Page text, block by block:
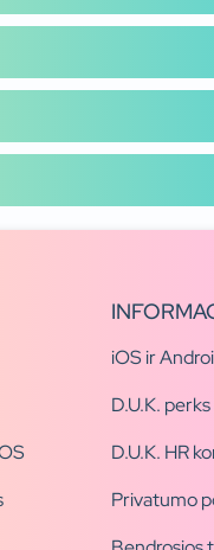
iOS ir
D.U.K.
D.U.K. HR
Privatumo